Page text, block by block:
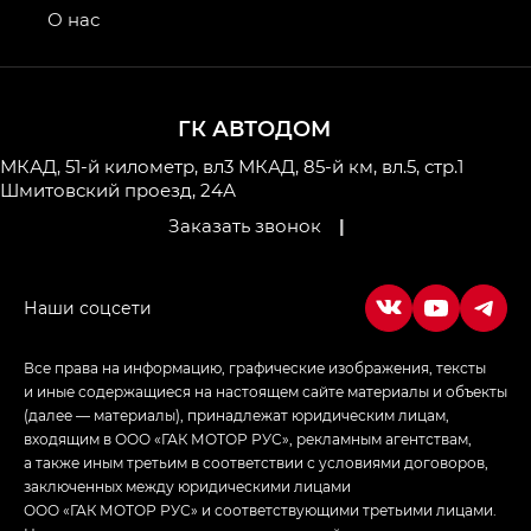
привод — GB AWD, Джи Эль Полный привод —
Джи Икс ПРЕМИУМ — GX PREMIUM, ЛАУНЖ —
LOUNGE
Empow — Эмпау (Empow) в комплектации
Джи Эс — GS, Джи Эль с элементы экстерьера
ГК АВТОДОМ
МКАД, 51-й километр, вл3 МКАД, 85-й км, вл.5, стр.1
Шмитовский проезд, 24А
Заказать звонок
|
О нас
Все права на информацию, графические изображения, тексты
и иные содержащиеся на настоящем сайте материалы и объекты
(далее — материалы), принадлежат юридическим лицам,
входящим в ООО «ГАК МОТОР РУС», рекламным агентствам,
а также иным третьим в соответствии с условиями договоров,
заключенных между юридическими лицами
ООО «ГАК МОТОР РУС» и соответствующими третьими лицами.